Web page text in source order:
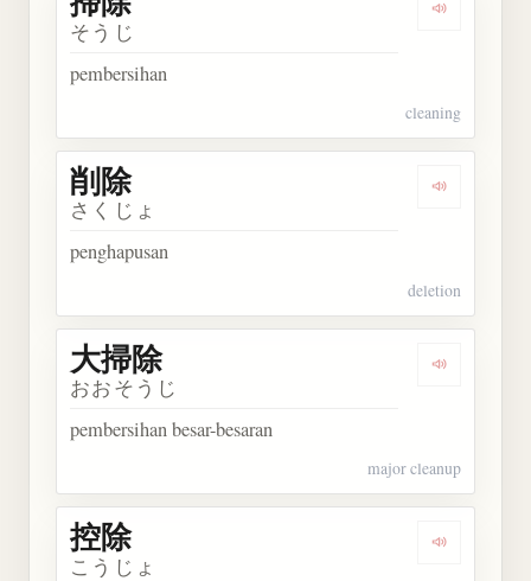
Dengarkan
そうじ
pembersihan
cleaning
Dengarkan
削除
さくじょ
penghapusan
deletion
Dengarkan
大掃除
おおそうじ
pembersihan besar-besaran
major cleanup
Dengarkan
控除
こうじょ